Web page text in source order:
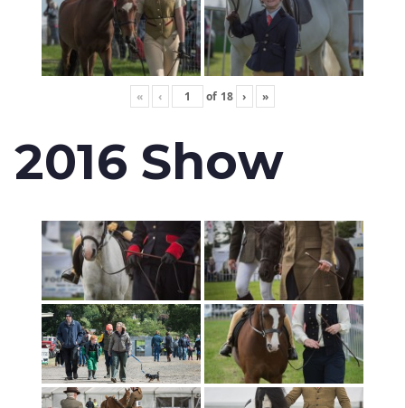
« ‹ of 18 › »
2016 Show